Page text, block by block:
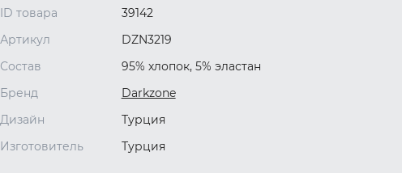
ID товара
39142
Артикул
DZN3219
Состав
95% хлопок, 5% эластан
Бренд
Darkzone
Дизайн
Турция
Изготовитель
Турция